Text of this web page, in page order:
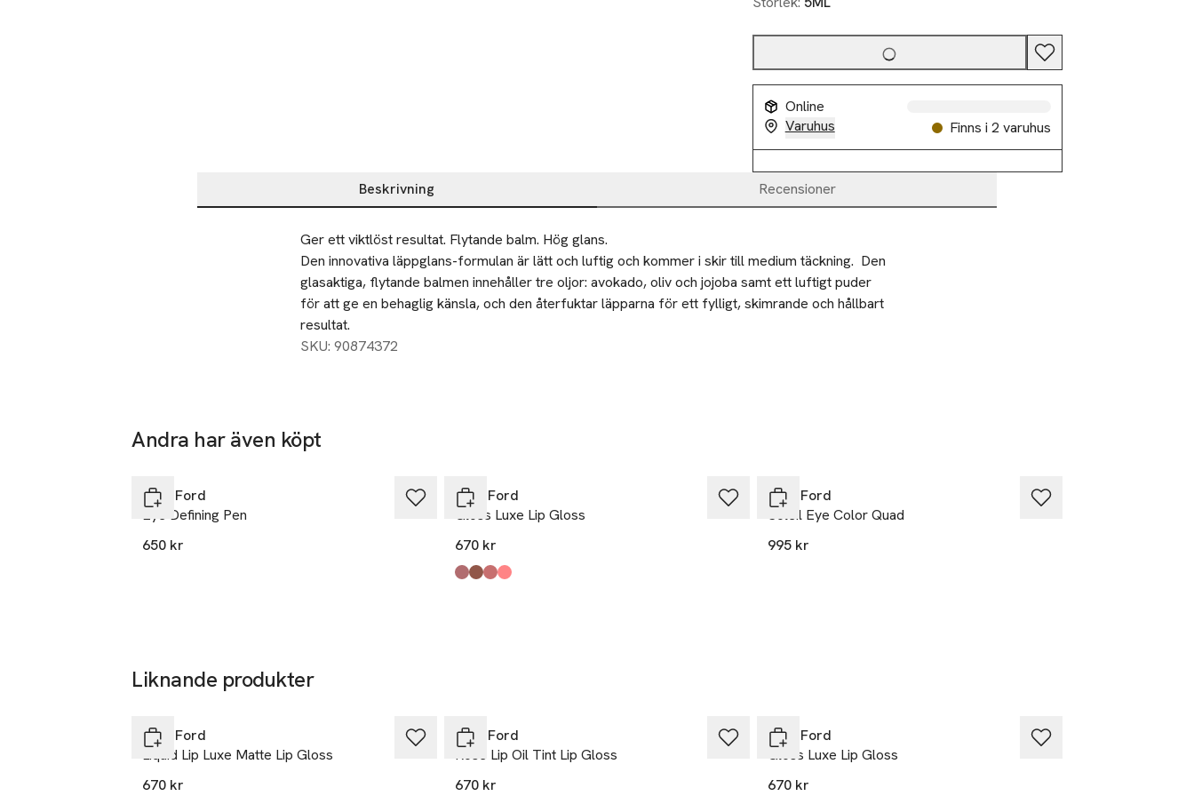
Online
Varuhus
Finns i 2 varuhus
Beskrivning Recensioner
Beskrivning
Ger ett viktlöst resultat. Flytande balm. Hög glans.
Den innovativa läppglans-formulan är lätt och luftig och kommer i skir till medium täckning.  Den
glasaktiga, flytande balmen innehåller tre oljor: avokado, oliv och jojoba samt ett luftigt puder
för att ge en behaglig känsla, och den återfuktar läpparna för ett fylligt, skimrande och hållbart
resultat.
SKU: 90874372
Andra har även köpt
Tom Ford
Eye Defining Pen
650 kr
Tom Ford
Gloss Luxe Lip Gloss
670 kr
Produkten finns i färgerna:
West Coast
East Coast
Casablanca
All Access
Tom Ford
Soleil Eye Color Quad
995 kr
Liknande produkter
Tom Ford
Liquid Lip Luxe Matte Lip Gloss
670 kr
Tom Ford
Rose Lip Oil Tint Lip Gloss
670 kr
Tom Ford
Gloss Luxe Lip Gloss
670 kr